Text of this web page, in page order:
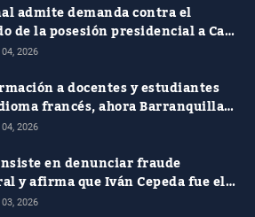
admite demanda contra el
de la posesión presidencial a Cali
jurídicos, presupuestales
2026
a docentes y estudiantes
francés, ahora Barranquilla
al plurilingüismo
2026
en denunciar fraude
y afirma que Iván Cepeda fue el
ganador de las presidenciales
2026